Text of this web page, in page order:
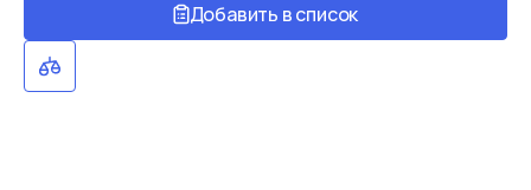
Добавить в список